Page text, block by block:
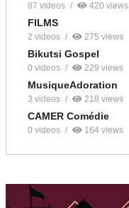
87 videos 420 views
FILMS
2 videos 275 views
Bikutsi Gospel
0 videos 229 views
MusiqueAdoration
3 videos 218 views
CAMER Comédie
0 videos 164 views